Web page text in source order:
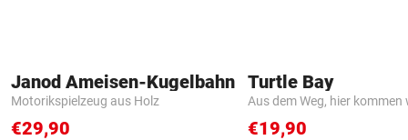
Janod Ameisen-Kugelbahn
Motorikspielzeug aus Holz
€29,90
Turtle Bay
Aus dem Weg, hier kommen
€19,90